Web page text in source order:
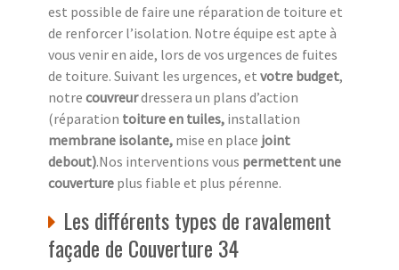
est possible de faire une réparation de toiture et
de renforcer l’isolation. Notre équipe est apte à
vous venir en aide, lors de vos urgences de fuites
de toiture. Suivant les urgences, et votre budget,
notre couvreurdressera un plans d’action
(réparation toiture en tuiles, installation
membrane isolante, mise en place joint
debout).Nos interventions vous permettent une
couverture plus fiable et plus pérenne.
Les différents types de ravalement
façade de Couverture 34